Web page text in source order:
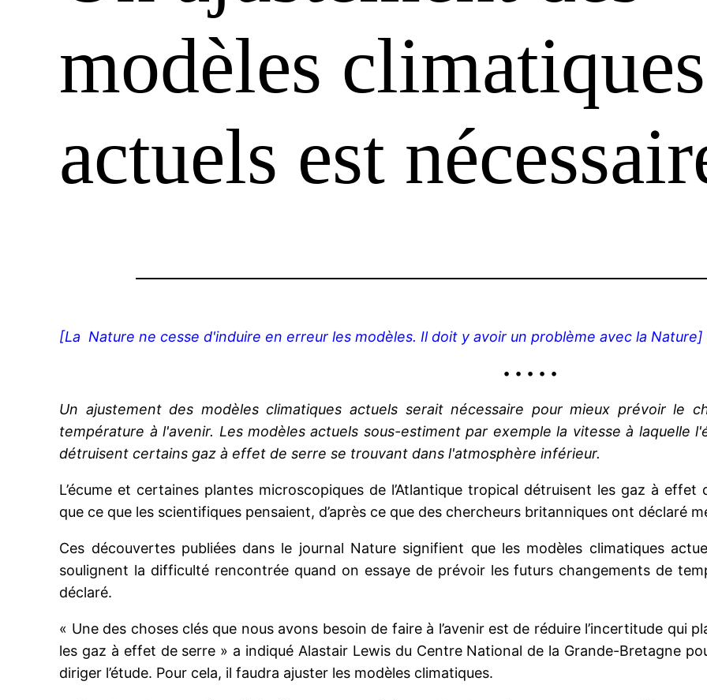
modèles climatiques
actuels est
[La Nature ne cesse d'induire en erreur les modèles. Il doit y avoir un problème avec la Nature]
• • • • •
Un ajustement des modèles climatiques actuels serait nécessaire pour mieux prévoir le
température à l'avenir. Les modèles actuels sous-estiment par exemple la vitesse à laquelle
détruisent certains gaz à effet de serre se trouvant dans l'atmosphère inférieur.
L’écume et certaines plantes microscopiques de l’Atlantique tropical détruisent les gaz à effet
que ce que les scientifiques pensaient, d’après ce que des chercheurs britanniques ont déclaré
Ces découvertes publiées dans le journal Nature signifient que les modèles climatiques
soulignent la difficulté rencontrée quand on essaye de prévoir les futurs changements de
déclaré.
« Une des choses clés que nous avons besoin de faire à l’avenir est de réduire l’incertitude qui
les gaz à effet de serre » a indiqué Alastair Lewis du Centre National de la Grande-Bretagne
diriger l’étude. Pour cela, il faudra ajuster les modèles climatiques.